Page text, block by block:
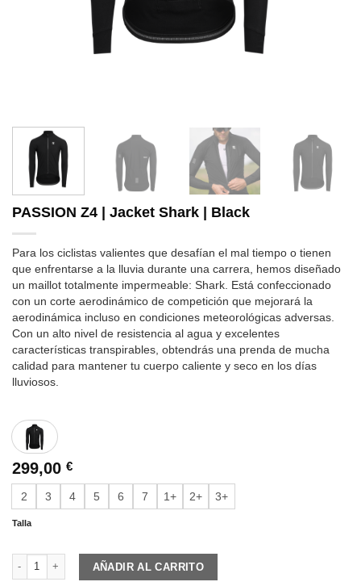
PASSION Z4 | Jacket Shark | Black
Para los ciclistas valientes que desafían el mal tiempo o tienen
que enfrentarse a la lluvia durante una carrera, hemos diseñado
un maillot totalmente impermeable: Shark. Está confeccionado
con un corte aerodinámico de competición que mejorará la
aerodinámica incluso en condiciones meteorológicas adversas.
Con un alto nivel de resistencia al agua y excelentes
características transpirables, obtendrás una prenda de mucha
calidad para mantener tu cuerpo caliente y seco en los días
lluviosos.
299,00 €
2 3 4 5 6 7 1+ 2+ 3+
Talla
PASSION Z4 | Jacket Shark | Black cantidad
AÑADIR AL CARRITO